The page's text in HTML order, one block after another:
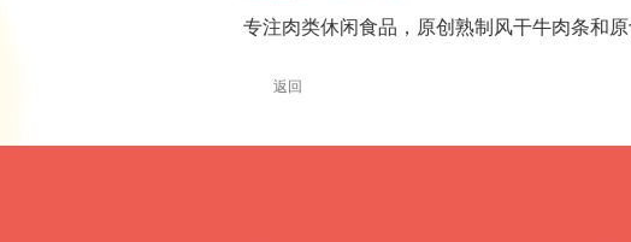
专注肉类休闲食品，原创熟制风干牛肉条和
返回